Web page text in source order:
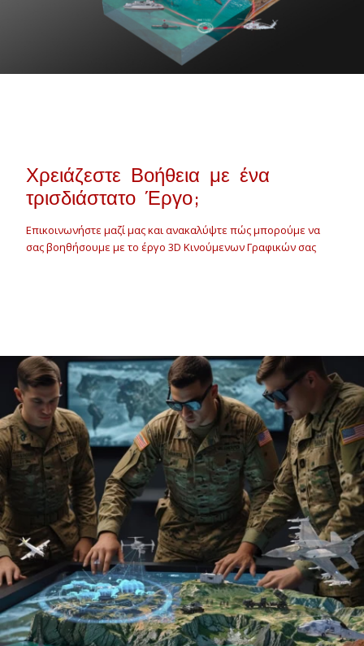
Χρειάζεστε Βοήθεια με ένα
τρισδιάστατο Έργο;
Επικοινωνήστε μαζί μας και ανακαλύψτε πώς μπορούμε να
σας βοηθήσουμε με το έργο 3D Κινούμενων Γραφικών σας